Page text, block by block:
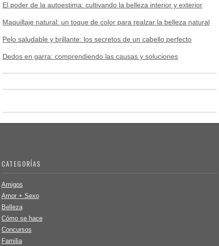
El poder de la autoestima: cultivando la belleza interior y exterior
Maquillaje natural: un toque de color para realzar la belleza natural
Pelo saludable y brillante: los secretos de un cabello perfecto
Dedos en garra: comprendiendo las causas y soluciones
CATEGORÍAS
Amigos
Amor + Sexo
Belleza
Cómo se hace
Concursos
Familia